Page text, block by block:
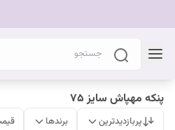
پنکه مهپاش سایز ۷۵
پربازدیدترین برندها